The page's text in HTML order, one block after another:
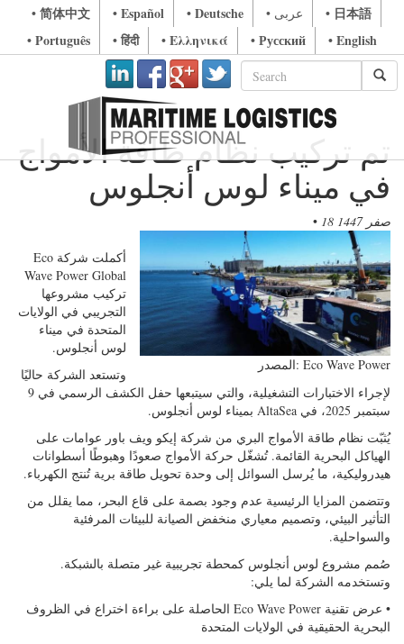
• 简体中文 • Español • Deutsche • عربى
• 日本語
• Português
• हिंदी • Ελληνικά • Русский • English
تم تركيب نظام طاقة الأمواج
في ميناء لوس أنجلوس
• 18 صفر 1447
المصدر: Eco Wave Power
أكملت شركة Eco
Wave Power Global
تركيب مشروعها
التجريبي في الولايات
المتحدة في ميناء
لوس أنجلوس.
وتستعد الشركة حاليًا
لإجراء الاختبارات التشغيلية، والتي سيتبعها حفل الكشف الرسمي في 9
سبتمبر 2025، في AltaSea بميناء لوس أنجلوس.
يُثبّت نظام طاقة الأمواج البري من شركة إيكو ويف باور عوامات على
الهياكل البحرية القائمة. تُشغّل حركة الأمواج صعودًا وهبوطًا أسطوانات
هيدروليكية، ما يُرسل السوائل إلى وحدة تحويل طاقة برية تُنتج الكهرباء.
وتتضمن المزايا الرئيسية عدم وجود بصمة على قاع البحر، مما يقلل من
التأثير البيئي، وتصميم معياري منخفض الصيانة للبيئات المرفئية
والسواحلية.
صُمم مشروع لوس أنجلوس كمحطة تجريبية غير متصلة بالشبكة.
وتستخدمه الشركة لما يلي:
• عرض تقنية Eco Wave Power الحاصلة على براءة اختراع في الظروف
البحرية الحقيقية في الولايات المتحدة